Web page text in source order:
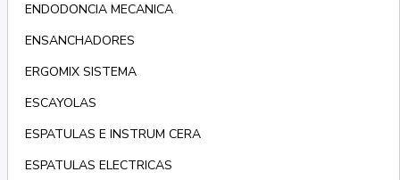
ENDODONCIA MECANICA
ENSANCHADORES
ERGOMIX SISTEMA
ESCAYOLAS
ESPATULAS E INSTRUM CERA
ESPATULAS ELECTRICAS